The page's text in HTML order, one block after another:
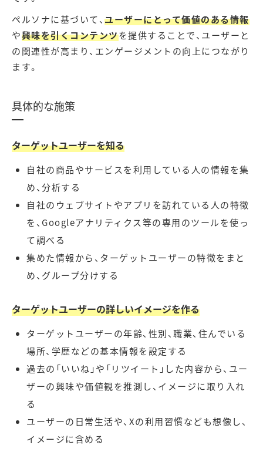
ペルソナに基づいて、ユーザーにとって価値のある情報
や興味を引くコンテンツを提供することで、ユーザーと
の関連性が高まり、エンゲージメントの向上につながり
ます。
具体的な施策
ターゲットユーザーを知る
自社の商品やサービスを利用している人の情報を集
め、分析する
自社のウェブサイトやアプリを訪れている人の特徴
を、Googleアナリティクス等の専用のツールを使っ
て調べる
集めた情報から、ターゲットユーザーの特徴をまと
め、グループ分けする
ターゲットユーザーの詳しいイメージを作る
ターゲットユーザーの年齢、性別、職業、住んでいる
場所、学歴などの基本情報を設定する
過去の「いいね」や「リツイート」した内容から、ユー
ザーの興味や価値観を推測し、イメージに取り入れ
る
ユーザーの日常生活や、Xの利用習慣なども想像し、
イメージに含める